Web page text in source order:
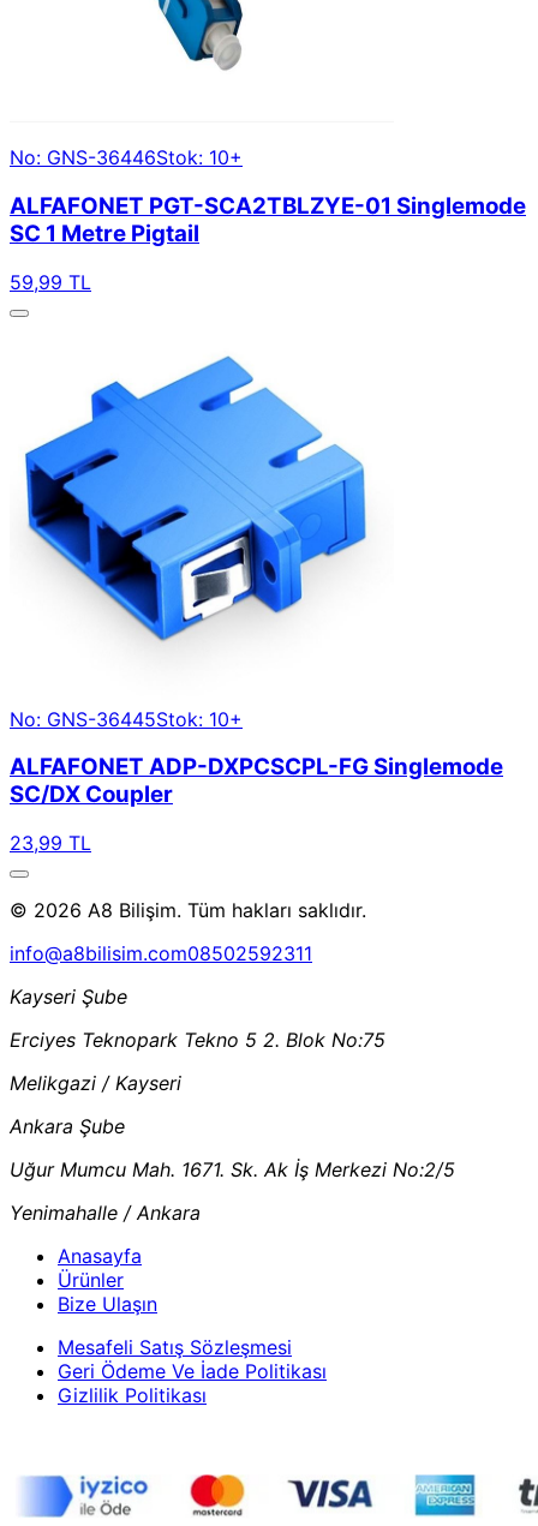
No: GNS-36446Stok: 10+
ALFAFONET PGT-SCA2TBLZYE-01 Singlemode
SC 1 Metre Pigtail
59,99 TL
No: GNS-36445Stok: 10+
ALFAFONET ADP-DXPCSCPL-FG Singlemode
SC/DX Coupler
23,99 TL
© 2026 A8 Bilişim. Tüm hakları saklıdır.
info@a8bilisim.com08502592311
Kayseri Şube
Erciyes Teknopark Tekno 5 2. Blok No:75
Melikgazi / Kayseri
Ankara Şube
Uğur Mumcu Mah. 1671. Sk. Ak İş Merkezi No:2/5
Yenimahalle / Ankara
Anasayfa
Ürünler
Bize Ulaşın
Mesafeli Satış Sözleşmesi
Geri Ödeme Ve İade Politikası
Gizlilik Politikası